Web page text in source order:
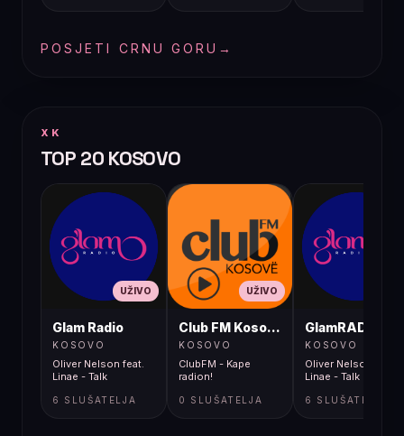
POSJETI CRNU GORU →
XK
TOP 20 KOSOVO
UŽIVO
Glam Radio
KOSOVO
Oliver Nelson feat.
Linae - Talk
6 SLUŠATELJA
UŽIVO
Club FM Kosovë
KOSOVO
ClubFM - Kape
radion!
0 SLUŠATELJA
GlamRADIO
KOSOVO
Oliver Nelson feat.
Linae - Talk
6 SLUŠATELJA